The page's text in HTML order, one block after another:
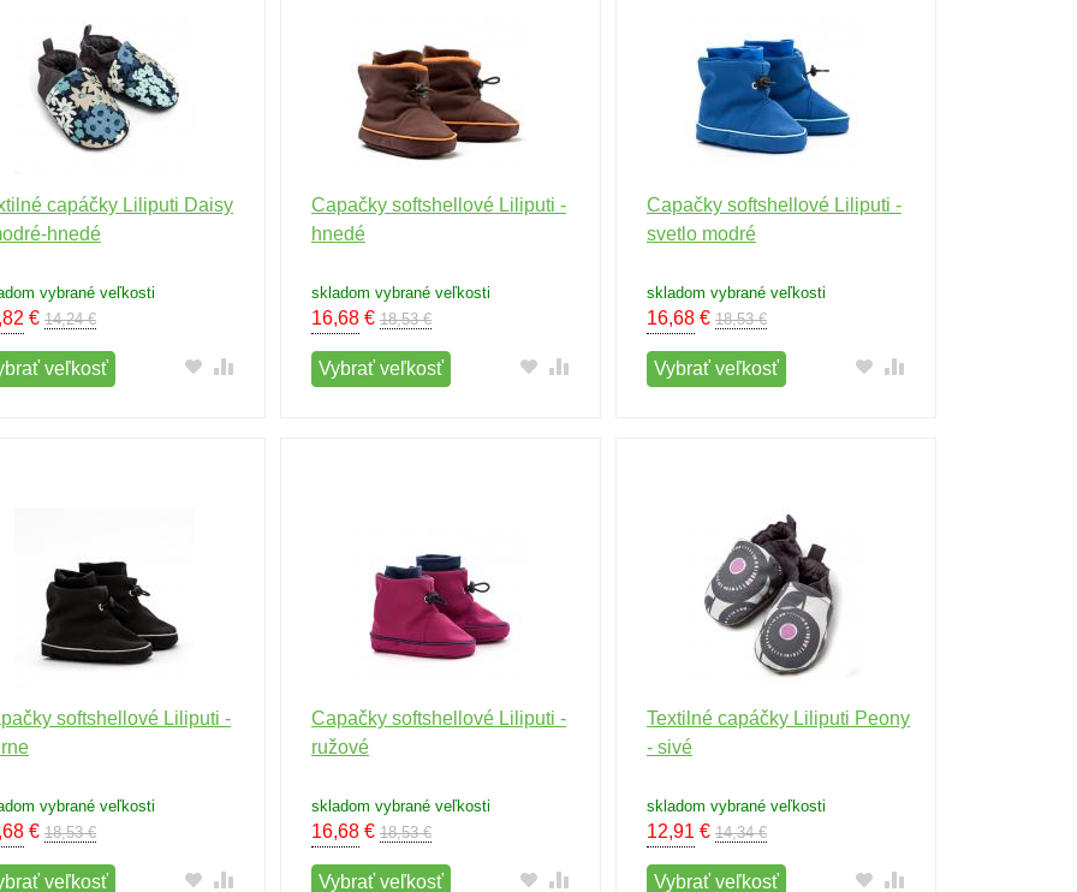
capáčky Liliputi Daisy
hnedé
vybrané veľkosti
€ 14,24 €
veľkosť
Capačky softshellové Liliputi -
hnedé
skladom vybrané veľkosti
16,68€ 18,53 €
Vybrať veľkosť
Capačky softshellové Liliputi -
svetlo modré
skladom vybrané veľkosti
16,68€ 18,53 €
Vybrať veľkosť
softshellové Liliputi -
vybrané veľkosti
€ 18,53 €
veľkosť
Capačky softshellové Liliputi -
ružové
skladom vybrané veľkosti
16,68€ 18,53 €
Vybrať veľkosť
Textilné capáčky Liliputi Peony
- sivé
skladom vybrané veľkosti
12,91 € 14,34 €
Vybrať veľkosť